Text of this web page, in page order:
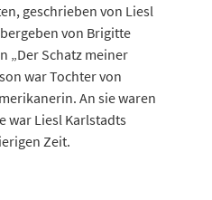
geschrieben von Liesl
von Brigitte
„Der Schatz meiner
war Tochter von
An sie waren
war Liesl Karlstadts
Zeit.